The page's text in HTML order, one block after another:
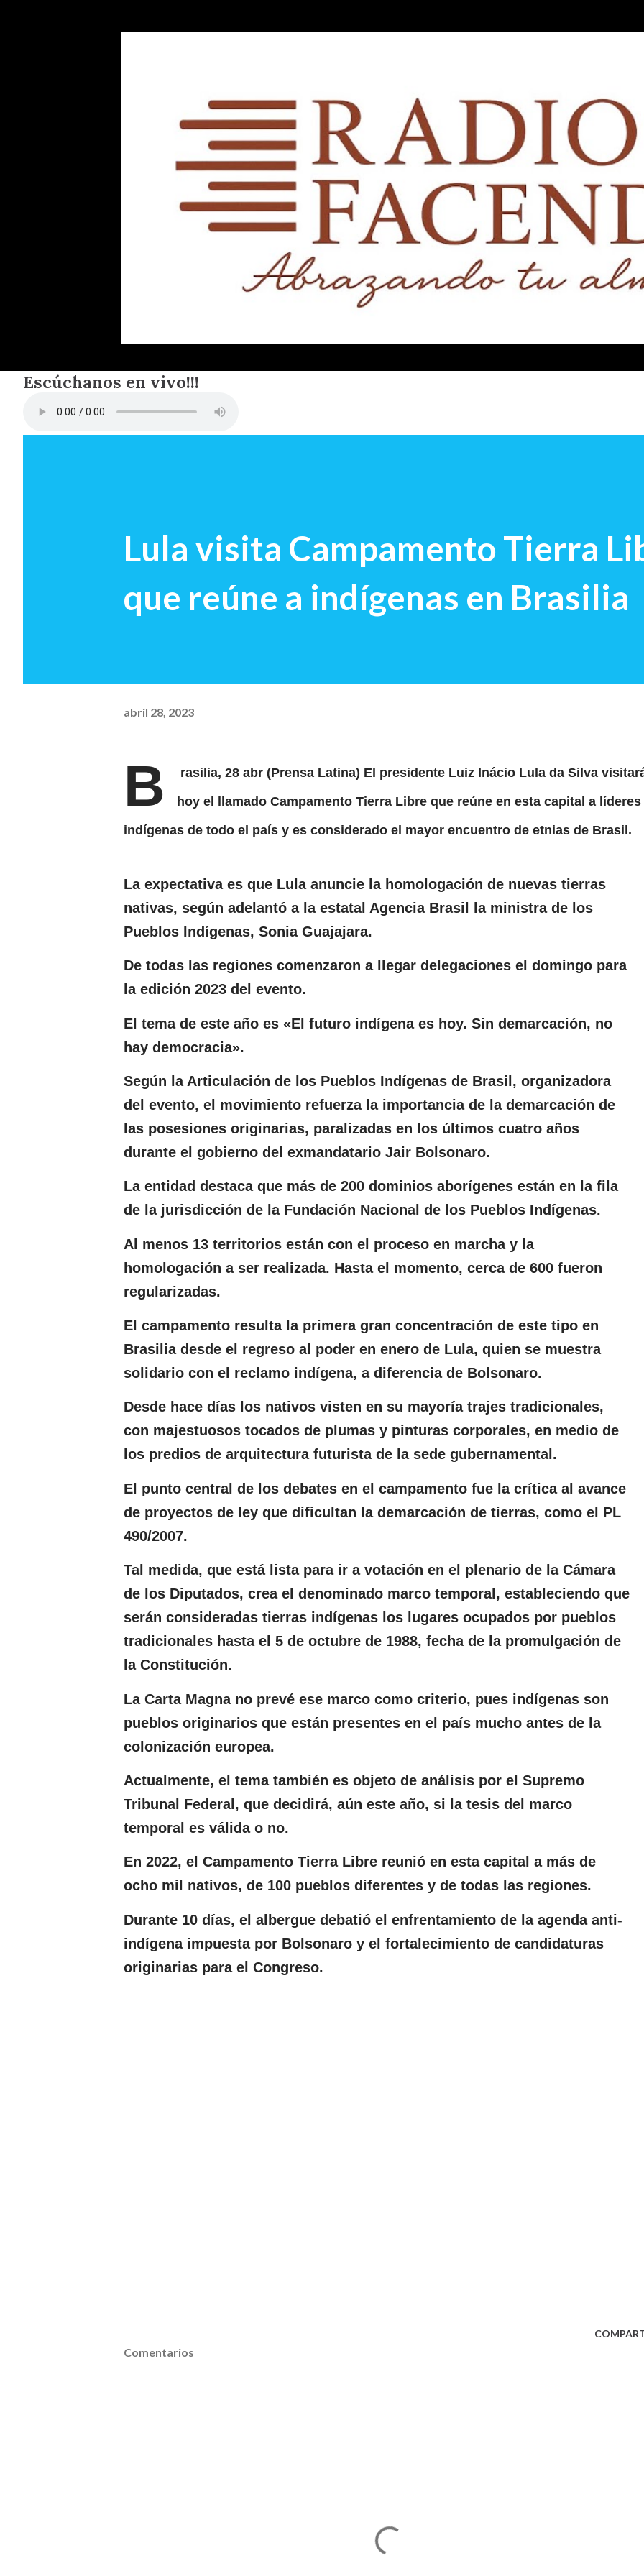
Escúchanos en vivo!!!
Lula visita Campamento Tierra
que reúne a indígenas en Brasilia
abril 28, 2023
B
rasilia, 28 abr (Prensa Latina) El presidente Luiz Inácio Lula da Silva
hoy el llamado Campamento Tierra Libre que reúne en esta capital a líderes
indígenas de todo el país y es considerado el mayor encuentro de etnias de Brasil.
La expectativa es que Lula anuncie la homologación de nuevas tierras
nativas, según adelantó a la estatal Agencia Brasil la ministra de los
Pueblos Indígenas, Sonia Guajajara.
De todas las regiones comenzaron a llegar delegaciones el domingo para
la edición 2023 del evento.
El tema de este año es «El futuro indígena es hoy. Sin demarcación, no
hay democracia».
Según la Articulación de los Pueblos Indígenas de Brasil, organizadora
del evento, el movimiento refuerza la importancia de la demarcación de
las posesiones originarias, paralizadas en los últimos cuatro años
durante el gobierno del exmandatario Jair Bolsonaro.
La entidad destaca que más de 200 dominios aborígenes están en la fila
de la jurisdicción de la Fundación Nacional de los Pueblos Indígenas.
Al menos 13 territorios están con el proceso en marcha y la
homologación a ser realizada. Hasta el momento, cerca de 600 fueron
regularizadas.
El campamento resulta la primera gran concentración de este tipo en
Brasilia desde el regreso al poder en enero de Lula, quien se muestra
solidario con el reclamo indígena, a diferencia de Bolsonaro.
Desde hace días los nativos visten en su mayoría trajes tradicionales,
con majestuosos tocados de plumas y pinturas corporales, en medio de
los predios de arquitectura futurista de la sede gubernamental.
El punto central de los debates en el campamento fue la crítica al avance
de proyectos de ley que dificultan la demarcación de tierras, como el PL
490/2007.
Tal medida, que está lista para ir a votación en el plenario de la Cámara
de los Diputados, crea el denominado marco temporal, estableciendo que
serán consideradas tierras indígenas los lugares ocupados por pueblos
tradicionales hasta el 5 de octubre de 1988, fecha de la promulgación de
la Constitución.
La Carta Magna no prevé ese marco como criterio, pues indígenas son
pueblos originarios que están presentes en el país mucho antes de la
colonización europea.
Actualmente, el tema también es objeto de análisis por el Supremo
Tribunal Federal, que decidirá, aún este año, si la tesis del marco
temporal es válida o no.
En 2022, el Campamento Tierra Libre reunió en esta capital a más de
ocho mil nativos, de 100 pueblos diferentes y de todas las regiones.
Durante 10 días, el albergue debatió el enfrentamiento de la agenda anti-
indígena impuesta por Bolsonaro y el fortalecimiento de candidaturas
originarias para el Congreso.
Comentarios